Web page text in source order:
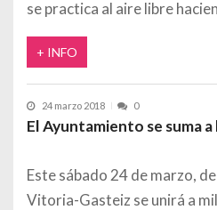
se practica al aire libre
+ INFO
24 marzo 2018 0
El Ayuntamiento se suma a
Este sábado 24 de marzo,
Vitoria-Gasteiz se unirá a